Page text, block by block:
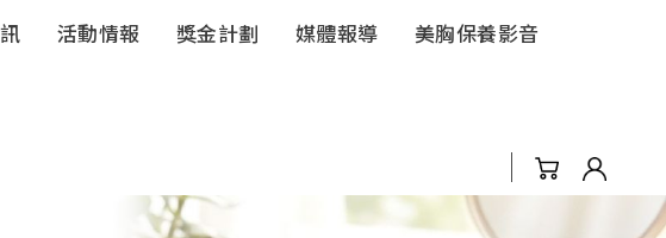
活動情報 獎金計劃 媒體報導 美胸保養影音